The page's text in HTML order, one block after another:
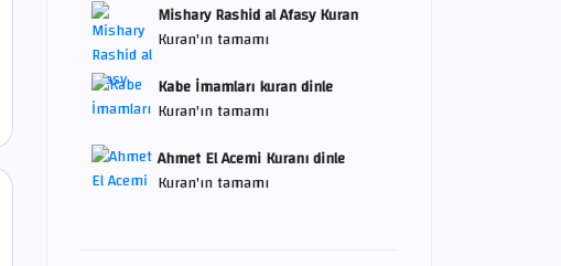
Mishary Rashid al Afasy Kuran
Kuran'ın tamamı
Kabe İmamları kuran dinle
Kuran'ın tamamı
Ahmet El Acemi Kuranı dinle
Kuran'ın tamamı